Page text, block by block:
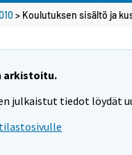
> Koulutuksen sisältö ja
arkistoitu.
julkaistut tiedot löydät